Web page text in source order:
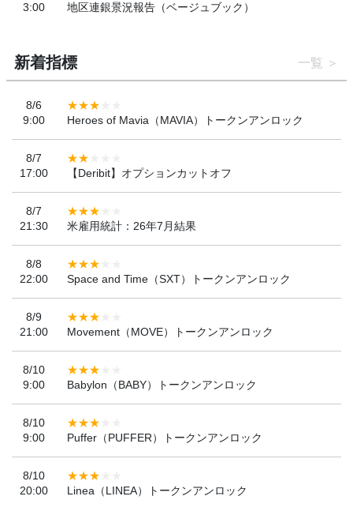
3:00
地区連銀景況報告（ベージュブック）
新着指標 一覧
8/6
9:00
Heroes of Mavia（MAVIA）トークンアンロック
8/7
17:00
【Deribit】オプションカットオフ
8/7
21:30
米雇用統計：26年7月結果
8/8
22:00
Space and Time（SXT）トークンアンロック
8/9
21:00
Movement（MOVE）トークンアンロック
8/10
9:00
Babylon（BABY）トークンアンロック
8/10
9:00
Puffer（PUFFER）トークンアンロック
8/10
20:00
Linea（LINEA）トークンアンロック